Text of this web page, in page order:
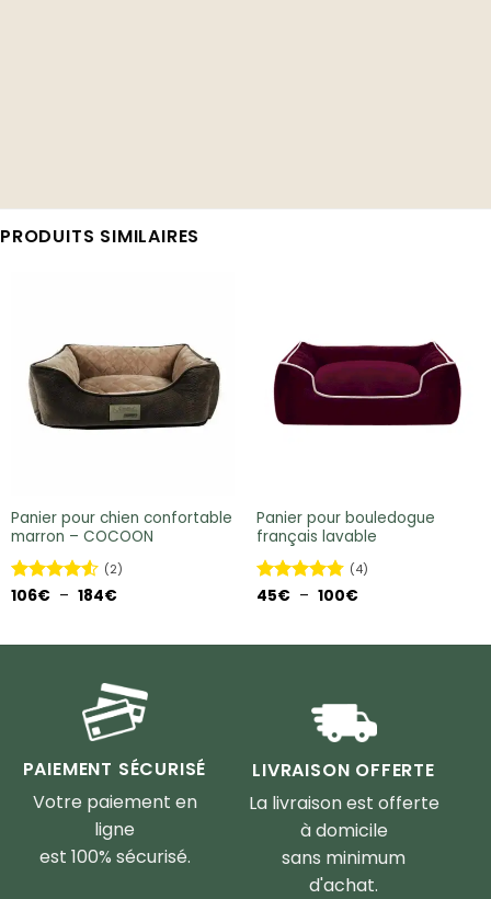
PRODUITS SIMILAIRES
Panier pour chien confortable
marron – COCOON
Note 4.5
(2)
106€ – 184€Plage
à
Panier pour bouledogue
français lavable
Note 4.75
(4)
45€ – 100€Plage
à
PAIEMENT SÉCURISÉ
Votre paiement en
ligne
est 100% sécurisé.
LIVRAISON OFFERTE
La livraison est offerte
à domicile
sans minimum
d'achat.